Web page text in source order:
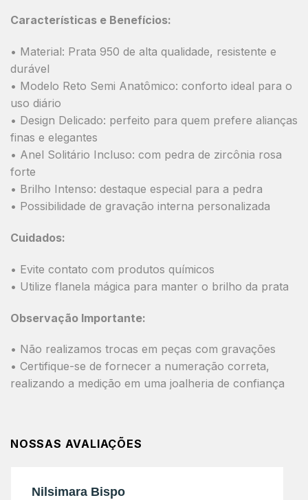
Características e Benefícios:
• Material: Prata 950 de alta qualidade, resistente e
durável
• Modelo Reto Semi Anatômico: conforto ideal para o
uso diário
• Design Delicado: perfeito para quem prefere alianças
finas e elegantes
• Anel Solitário Incluso: com pedra de zircônia rosa
forte
• Brilho Intenso: destaque especial para a pedra
• Possibilidade de gravação interna personalizada
Cuidados:
• Evite contato com produtos químicos
• Utilize flanela mágica para manter o brilho da prata
Observação Importante:
• Não realizamos trocas em peças com gravações
• Certifique-se de fornecer a numeração correta,
realizando a medição em uma joalheria de confiança
NOSSAS AVALIAÇÕES
Nilsimara Bispo